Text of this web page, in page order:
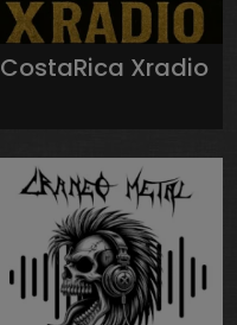
CostaRica Xradio